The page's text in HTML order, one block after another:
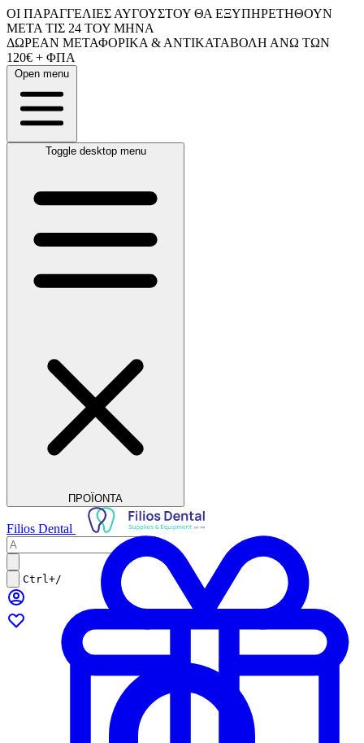
ΟΙ ΠΑΡΑΓΓΕΛΙΕΣ ΑΥΓΟΥΣΤΟΥ ΘΑ ΕΞΥΠΗΡΕΤΗΘΟΥΝ
ΜΕΤΑ ΤΙΣ 24 ΤΟΥ ΜΗΝΑ
ΔΩΡΕΑΝ ΜΕΤΑΦΟΡΙΚΑ & ΑΝΤΙΚΑΤΑΒΟΛΗ ΑΝΩ ΤΩΝ
120€ + ΦΠΑ
Open menu
Toggle desktop menu
ΠΡΟΪΟΝΤΑ
Filios Dental
Ctrl+/